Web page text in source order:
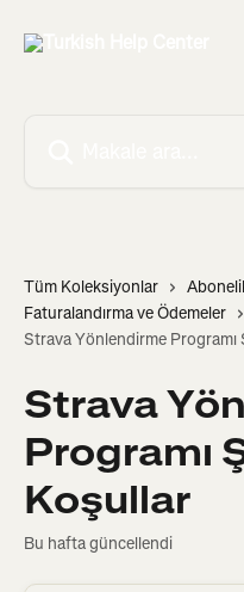
Tüm Koleksiyonlar
Faturalandırma ve Ödemeler
Strava Yönlendirme
Strava
Programı
Koşullar
Bu hafta güncellendi